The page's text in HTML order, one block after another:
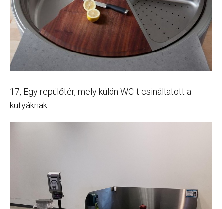
17, Egy repülőtér, mely külön WC-t csináltatott a
kutyáknak.